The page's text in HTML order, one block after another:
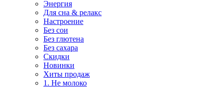
Энергия
Для сна & релакс
Настроение
Без сои
Без глютена
Без сахара
Скидки
Новинки
Хиты продаж
1. Не молоко